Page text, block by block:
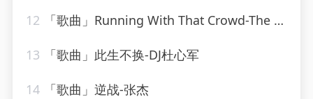
12 「歌曲」Running With That Crowd-The Charlie Daniels Band
13 「歌曲」此生不换-DJ杜心军
14 「歌曲」逆战-张杰